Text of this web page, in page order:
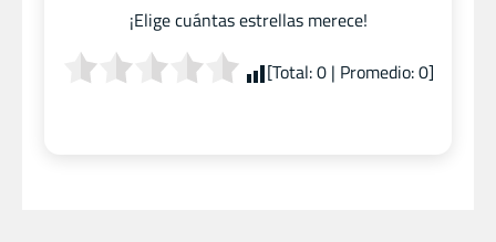
¡Elige cuántas estrellas merece!
[Total:0| Promedio:0]